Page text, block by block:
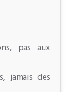
pas aux
jamais des